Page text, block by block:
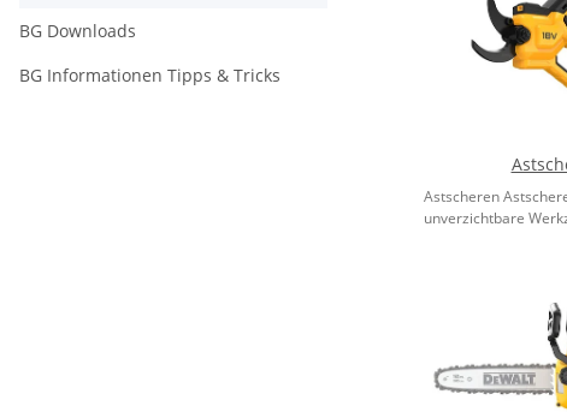
Astscheren
unverzichtbare
BG Downloads
BG Informationen Tipps & Tricks